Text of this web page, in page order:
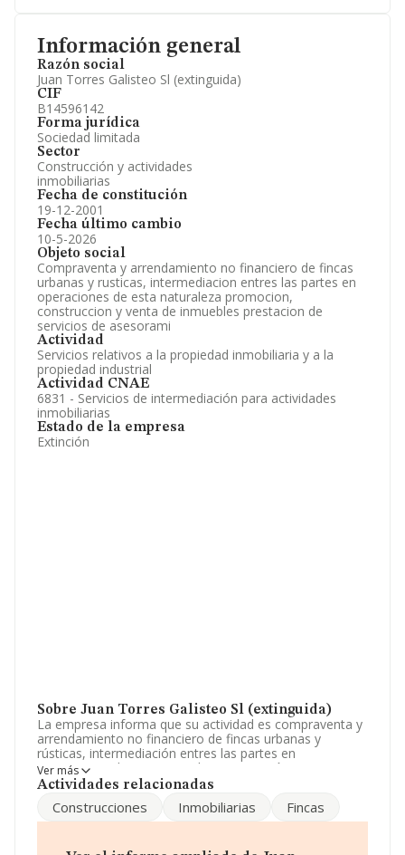
Información general
Razón social
Juan Torres Galisteo Sl (extinguida)
CIF
B14596142
Forma jurídica
Sociedad limitada
Sector
Construcción y actividades
inmobiliarias
Fecha de constitución
19-12-2001
Fecha último cambio
10-5-2026
Objeto social
Compraventa y arrendamiento no financiero de fincas
urbanas y rusticas, intermediacion entres las partes en
operaciones de esta naturaleza promocion,
construccion y venta de inmuebles prestacion de
servicios de asesorami
Actividad
Servicios relativos a la propiedad inmobiliaria y a la
propiedad industrial
Actividad CNAE
6831 - Servicios de intermediación para actividades
inmobiliarias
Estado de la empresa
Extinción
Sobre Juan Torres Galisteo Sl (extinguida)
La empresa informa que su actividad es compraventa y
arrendamiento no financiero de fincas urbanas y
rústicas, intermediación entres las partes en
operaciones de esta naturaleza promoción,
construcción y venta de inmuebles prestación de
Limitada. Clasifica su actividad CNAE como 'Agentes de
la propiedad inmobiliaria', código 6831. No realiza
Ver más
Actividades relacionadas
Construcciones Inmobiliarias Fincas